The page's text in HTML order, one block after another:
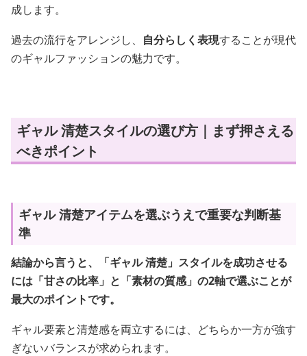
成します。
過去の流行をアレンジし、 自分らしく表現することが現代
のギャルファッションの魅力です。
ギャル 清楚スタイルの選び方｜まず押さえる
べきポイント
ギャル 清楚アイテムを選ぶうえで重要な判断基
準
結論から言うと、「ギャル 清楚」スタイルを成功させる
には「甘さの比率」と「素材の質感」の2軸で選ぶことが
最大のポイントです。
ギャル要素と清楚感を両立するには、どちらか一方が強す
ぎないバランスが求められます。